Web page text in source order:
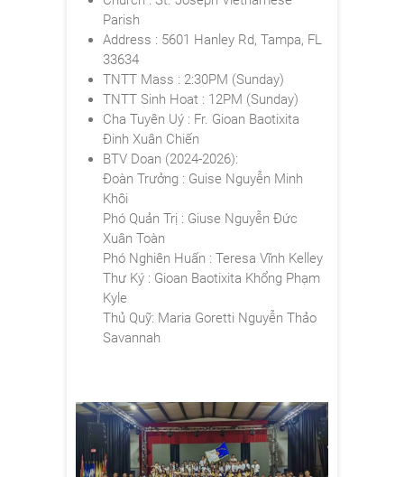
Parish
Address : 5601 Hanley Rd, Tampa, FL
33634
TNTT Mass : 2:30PM (Sunday)
TNTT Sinh Hoat : 12PM (Sunday)
Cha Tuyên Uý : Fr. Gioan Baotixita
Đinh Xuân Chiến
BTV Doan (2024-2026):
Đoàn Trưởng : Guise Nguyễn Minh
Khôi
Phó Quản Trị : Giuse Nguyễn Đức
Xuân Toàn
Phó Nghiên Huấn : Teresa Vĩnh Kelley
Thư Ký : Gioan Baotixita Khổng Phạm
Kyle
Thủ Quỹ: Maria Goretti Nguyễn Thảo
Savannah